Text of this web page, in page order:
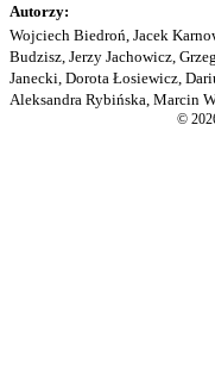
Autorzy:
Wojciech Biedroń, Jacek
Budzisz, Jerzy Jachowicz,
Janecki, Dorota Łosiewicz,
Aleksandra Rybińska, Marcin
©